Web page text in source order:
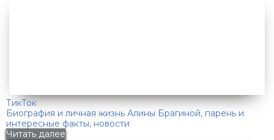
ТикТок
Биография и личная жизнь Алины Брагиной, парень и
интересные факты, новости
Читать далее